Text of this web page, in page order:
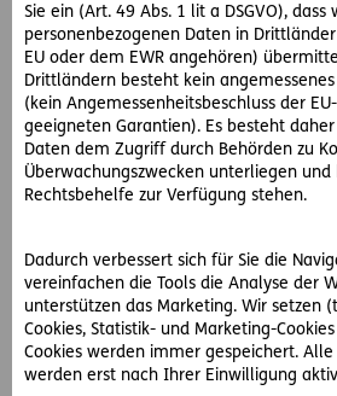
Sie ein (Art. 49 Abs. 1 lit a DSGVO), dass
personenbezogenen Daten in
EU oder dem EWR angehören)
Drittländern besteht kein
(kein Angemessenheitsbeschluss der
geeigneten Garantien). Es besteht daher
Daten dem Zugriff durch Behörden zu
Überwachungszwecken unterliegen
Rechtsbehelfe zur Verfügung stehen.
Dadurch verbessert sich für Sie die
vereinfachen die Tools die Analyse der
unterstützen das Marketing. Wir setzen
Cookies, Statistik- und Marketing-
Cookies werden immer gespeichert. Alle
werden erst nach Ihrer Einwilligung
Freundschaftsanfrage von einer
sie längst schon befreundet sind,
Es kann natürlich sein, dass
neues Profil angelegt hat, weil das
gesperrt wurde. Das muss aber nicht
Überprüfen Sie zuerst, ob das alte
„alten Profil“ nach, warum es ein
nicht möglich, könnten Sie auch
„neue Profil“ schicken – natürlich
annehmen.
Tipp:Schützen Sie Ihre Privatsphäre!